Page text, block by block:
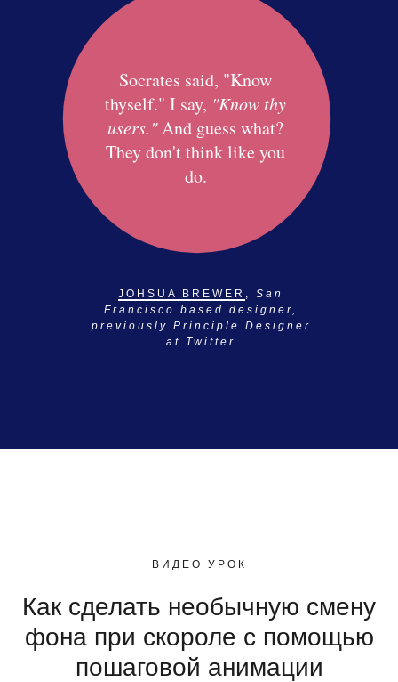
Socrates said, "Know
thyself." I say, "Know thy
users."And guess what?
They don't think like you
do.
JOHSUA BREWER , San
Francisco based designer,
previously Principle Designer
at Twitter
ВИДЕО УРОК
Как сделать необычную смену
фона при скороле с помощью
пошаговой анимации